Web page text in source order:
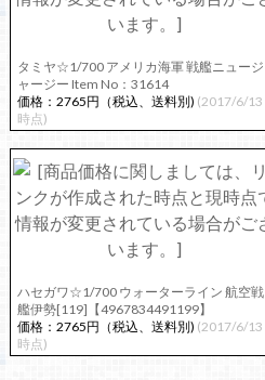
タミヤ☆1/700 アメリカ海軍 戦艦ニュージ
ャージー Item No：31614
価格：2765円（税込、送料別) (2017/6/13
時点)
ハセガワ☆1/700 ウォーターライン 航空戦
艦伊勢[119]【4967834491199】
価格：2765円（税込、送料別) (2017/6/13
時点)